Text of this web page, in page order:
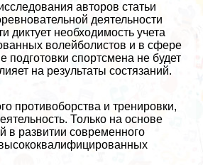
авторов статьи
деятельности
диктует необходимость учета
волейболистов и в сфере
подготовки спортсмена не будет
на результаты состязаний.
противоборства и тренировки,
Только на основе
в развитии современного